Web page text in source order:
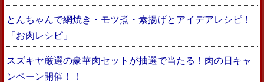
とんちゃんで網焼き・モツ煮・素揚げとアイデアレシピ！
「お肉レシピ」
スズキヤ厳選の豪華肉セットが抽選で当たる！肉の日キャ
ンペーン開催！！